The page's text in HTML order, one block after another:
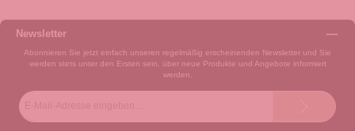
Newsletter
Abonnieren Sie jetzt einfach unseren regelmäßig erscheinenden Newsletter und Sie
werden stets unter den Ersten sein, über neue Produkte und Angebote informiert
werden.